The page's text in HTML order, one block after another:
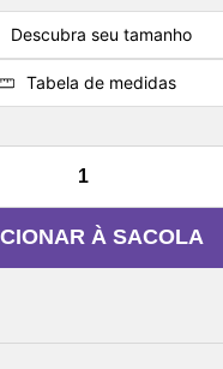
Descubra seu tamanho
Tabela de medidas
À SACOLA